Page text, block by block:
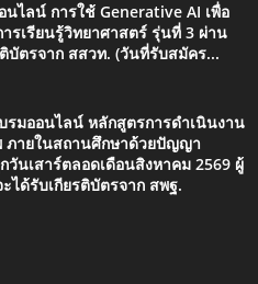
ไลน์ การใช้ Generative AI เพื่อ
รเรียนรู้วิทยาศาสตร์ รุ่นที่ 3 ผ่าน
บัตรจาก สสวท. (วันที่รับสมัคร...
รมออนไลน์ หลักสูตรการดำเนินงาน
ายในสถานศึกษาด้วยปัญญา
วันเสาร์ตลอดเดือนสิงหาคม 2569 ผู้
ได้รับเกียรติบัตรจาก สพฐ.